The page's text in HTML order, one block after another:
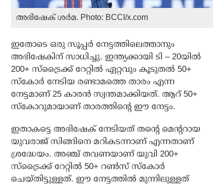
അഭിഷേക് ശര്‍മ. Photo: BCCI/x.com
ഇതോടെ ഒരു സൂപ്പര്‍ നേട്ടത്തിലെത്താനും
അഭിഷേകിന് സാധിച്ചു. ഇന്ത്യക്കായി ടി – 20യില്‍
200+ സ്‌ട്രൈക്ക് റേറ്റില്‍ ഏറ്റവും കൂടുതല്‍ 50+
സ്‌കോര്‍ നേടിയ രണ്ടാമത്തെ താരം എന്ന
നേട്ടമാണ് 25 കാരന്‍ സ്വന്തമാക്കിയത്. ആറ് 50+
സ്‌കോറുമായാണ് താരത്തിന്റെ ഈ നേട്ടം.
ഇതാകട്ടെ അഭിഷേക് നേടിയത് തന്റെ മെന്ററായ
യുവരാജ് സിങ്ങിനെ മറികടന്നാണ് എന്നതാണ്
ശ്രദ്ധേയം. അഞ്ച് തവണയാണ് യുവി 200+
സ്‌ട്രൈക്ക് റേറ്റില്‍ 50+ റണ്‍സ് സ്‌കോര്‍
ചെയ്തിട്ടുള്ളത്. ഈ നേട്ടത്തില്‍ മുന്നിലുള്ളത്